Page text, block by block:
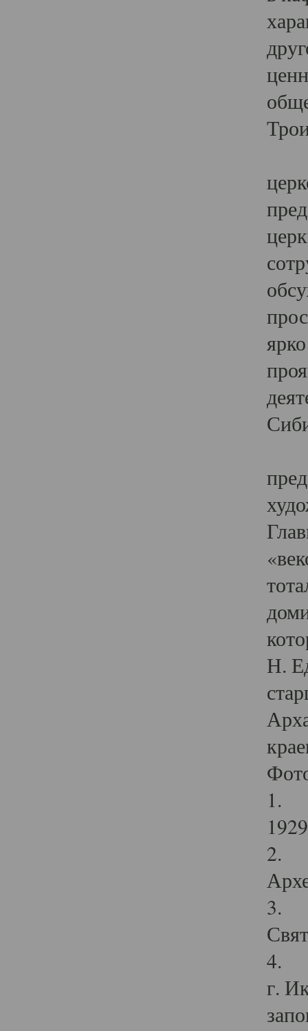
Н.
1.
2.
3.
4.
г.